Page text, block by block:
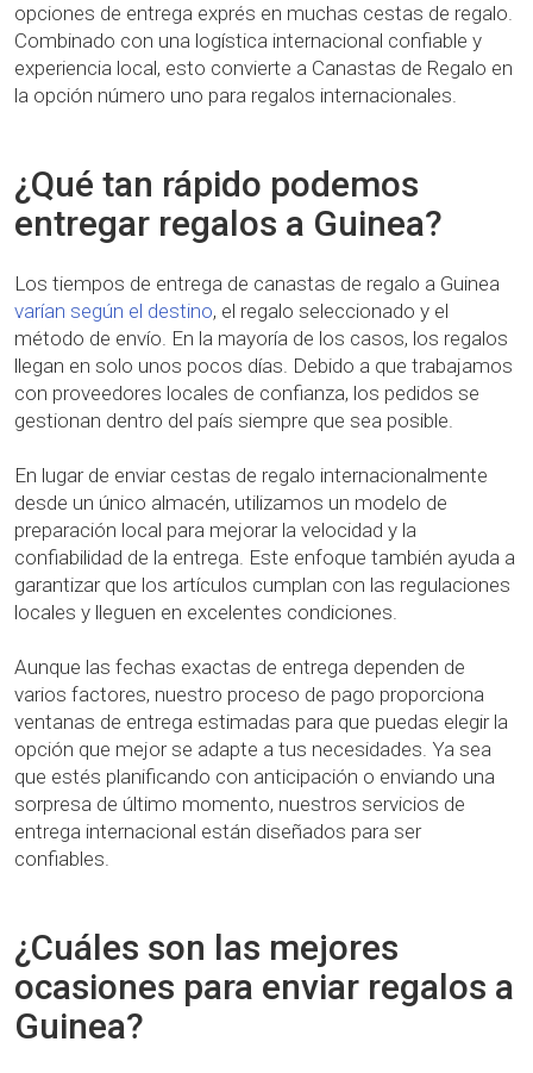
opciones de entrega exprés en muchas cestas de regalo.
Combinado con una logística internacional confiable y
experiencia local, esto convierte a Canastas de Regalo en
la opción número uno para regalos internacionales.
¿Qué tan rápido podemos
entregar regalos a Guinea?
Los tiempos de entrega de canastas de regalo a Guinea
varían según el destino, el regalo seleccionado y el
método de envío. En la mayoría de los casos, los regalos
llegan en solo unos pocos días. Debido a que trabajamos
con proveedores locales de confianza, los pedidos se
gestionan dentro del país siempre que sea posible.
En lugar de enviar cestas de regalo internacionalmente
desde un único almacén, utilizamos un modelo de
preparación local para mejorar la velocidad y la
confiabilidad de la entrega. Este enfoque también ayuda a
garantizar que los artículos cumplan con las regulaciones
locales y lleguen en excelentes condiciones.
Aunque las fechas exactas de entrega dependen de
varios factores, nuestro proceso de pago proporciona
ventanas de entrega estimadas para que puedas elegir la
opción que mejor se adapte a tus necesidades. Ya sea
que estés planificando con anticipación o enviando una
sorpresa de último momento, nuestros servicios de
entrega internacional están diseñados para ser
confiables.
¿Cuáles son las mejores
ocasiones para enviar regalos a
Guinea?